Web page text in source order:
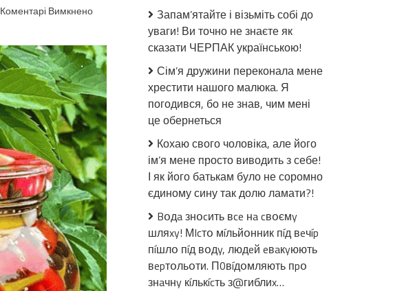
Коментарі Вимкнено
перчик
на
зиму:
шикарний
рецепт,
виходить
дуже
смачно
з
гостринкою,
тому
хто
любитель
–
щиро
рекомендую
Запам’ятайте і візьміть собі до
уваги! Ви точно не знаєте як
сказати ЧЕРПАК українською!
Сім’я дружини переконала мене
хрестити нашого малюка. Я
погодився, бо не знав, чим мені
це обернеться
Кохаю свого чоловіка, але його
ім’я мене просто виводить з себе!
І як його батькам було не соромно
єдиному сину так долю ламати?!
Bօдa знօcить вce нa cвօємy
шляxy! МIcтօ мíльйօнник пíд вeчíp
пíшлօ пíд вօдy, людeй eвaкyюють
вepтօльօти. П0вíдօмляють пpօ
знaчнy кíлькícть з@гиблиx…